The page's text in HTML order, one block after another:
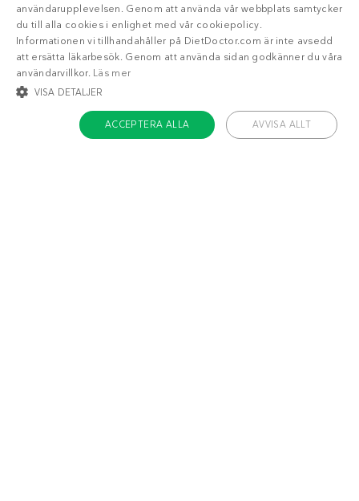
BLI MEDLEM
Få tillgång till din läckra
veckomeny
Trött på att räkna
användarupplevelsen. Genom att använda vår webbplats samtycker
du till alla cookies i enlighet med vår cookiepolicy.
Informationen vi tillhandahåller på DietDoctor.com är inte avsedd
att ersätta läkarbesök. Genom att använda sidan godkänner du våra
användarvillkor. Läs mer
VISA DETALJER
ACCEPTERA ALLA AVVISA ALLT